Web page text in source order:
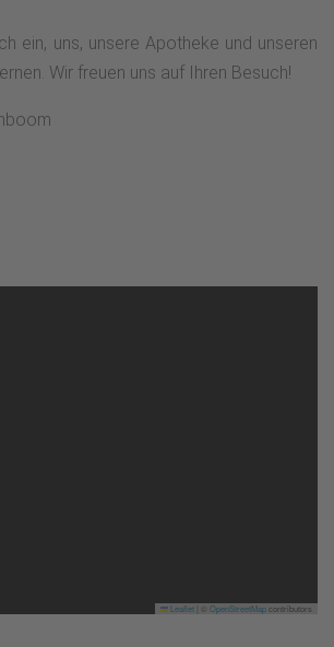
ein, uns, unsere Apotheke und unseren
Wir freuen uns auf Ihren Besuch!
Leaflet OpenStreetMapcontributors